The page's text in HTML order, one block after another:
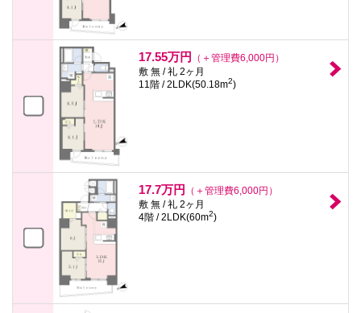
17.55万円
（＋管理費6,000円）
敷 無 / 礼 2ヶ月
11階 / 2LDK(50.18m2)
17.7万円
（＋管理費6,000円）
敷 無 / 礼 2ヶ月
4階 / 2LDK(60m2)